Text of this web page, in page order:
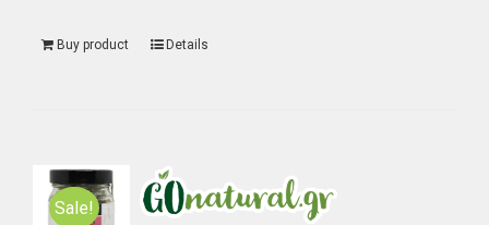
Buy product Details
Sale!